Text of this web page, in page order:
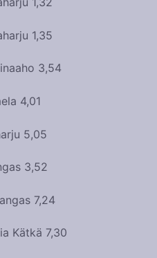
1,35
3,54
4,01
5,05
3,52
7,24
7,30